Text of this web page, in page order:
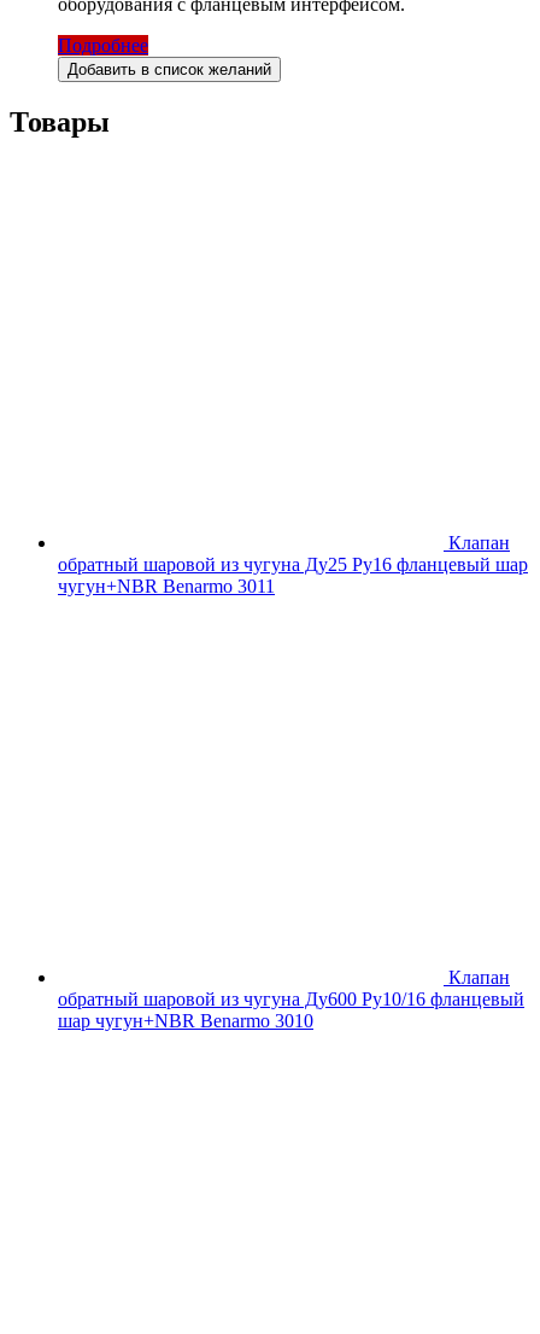
Подробнее
Добавить в список желаний
Товары
Клапан
обратный шаровой из чугуна Ду25 Ру16 фланцевый шар
чугун+NBR Benarmo 3011
Клапан
обратный шаровой из чугуна Ду600 Ру10/16 фланцевый
шар чугун+NBR Benarmo 3010